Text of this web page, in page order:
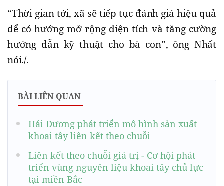
“Thời gian tới, xã sẽ tiếp tục đánh giá hiệu quả
để có hướng mở rộng diện tích và tăng cường
hướng dẫn kỹ thuật cho bà con”, ông Nhất
nói./.
BÀI LIÊN QUAN
Hải Dương phát triển mô hình sản xuất
khoai tây liên kết theo chuỗi
Liên kết theo chuỗi giá trị - Cơ hội phát
triển vùng nguyên liệu khoai tây chủ lực
tại miền Bắc